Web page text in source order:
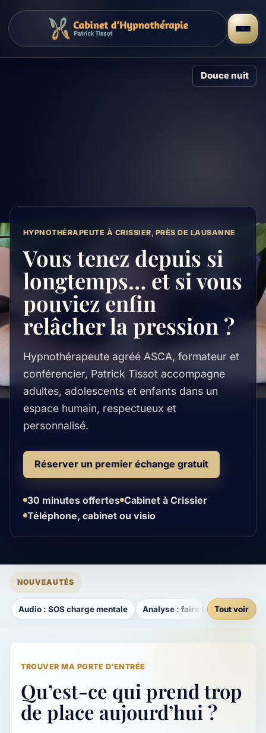
Douce nuit
HYPNOTHÉRAPEUTE À CRISSIER, PRÈS DE LAUSANNE
Vous tenez depuis si
longtemps… et si vous
pouviez enfin
relâcher la pression ?
Hypnothérapeute agréé ASCA, formateur et
conférencier, Patrick Tissot accompagne
adultes, adolescents et enfants dans un
espace humain, respectueux et
personnalisé.
Réserver un premier échange gratuit
30 minutes offertes Cabinet à Crissier
Téléphone, cabinet ou visio
NOUVEAUTÉS
Audio : SOS charge mentale Analyse : faire le point sur
Tout voir
TROUVER MA PORTE D’ENTRÉE
Qu’est-ce qui prend trop
de place aujourd’hui ?